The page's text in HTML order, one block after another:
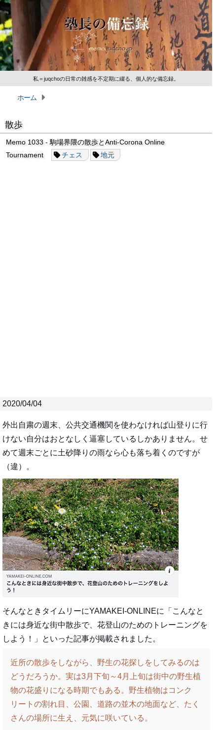
私＝juqchoの日常の雑感を不定期に綴る、個人的な備忘録。
ホーム
散歩
Memo 1033 - 駒場界隈の散歩とAnti-Corona Online
Tournament
チェス 地元
2020/04/04
外出自粛の週末、公共交通機関を使わなければ山登りに行
けない自分はおとなしく逼塞しているしかありません。せ
めて週末ごとに土砂降りの雨なら心も落ち着くのですが
（違）。
そんなときタイムリーにYAMAKEI-ONLINEに「こんなと
きには身近な街中散歩で、花登山のためのトレーニングを
しよう！」といった記事が掲載されました。
近所の散歩をしながら、野生の花探しをしてみるのは
どうだろうか。実は3月下旬～4月上旬は街中の野生植
物の花盛りになる時期でもある。野生植物はコンク
リートの割れ目、公園、道路の並木の地面など、たく
さんの場所に生え、元気に咲いている。